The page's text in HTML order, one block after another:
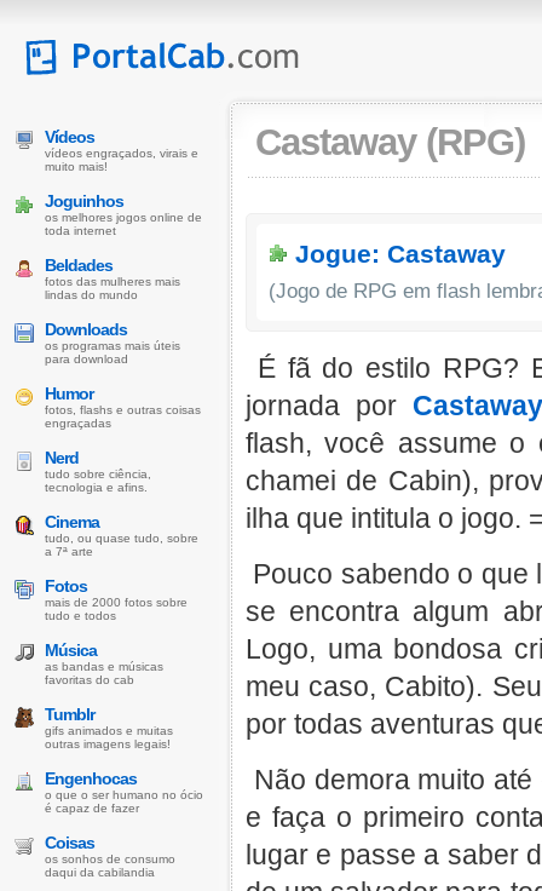
Castaway (RPG)
Jogue: Castaway
(Jogo de RPG em flash
É fã do estilo RPG?
jornada por Castaway
flash, você assume o
chamei de Cabin),
ilha que intitula o jogo.
Pouco sabendo o que
se encontra algum
Logo, uma bondosa
meu caso, Cabito).
por todas aventuras
Não demora muito
e faça o primeiro
lugar e passe a saber
Vídeos
vídeos engraçados, virais e
muito mais!
Joguinhos
os melhores jogos online de
toda internet
Beldades
fotos das mulheres mais
lindas do mundo
Downloads
os programas mais úteis
para download
Humor
fotos, flashs e outras coisas
engraçadas
Nerd
tudo sobre ciência,
tecnologia e afins.
Cinema
tudo, ou quase tudo, sobre
a 7ª arte
Fotos
mais de 2000 fotos sobre
tudo e todos
Música
as bandas e músicas
favoritas do cab
Tumblr
gifs animados e muitas
outras imagens legais!
Engenhocas
o que o ser humano no ócio
é capaz de fazer
Coisas
os sonhos de consumo
daqui da cabilandia